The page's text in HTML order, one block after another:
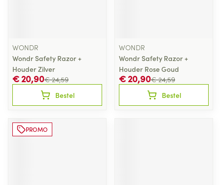
WONDR
Wondr Safety Razor +
Houder Zilver
€ 24,59
€ 20,90
Bestel
WONDR
Wondr Safety Razor +
Houder Rose Goud
€ 24,59
€ 20,90
Bestel
PROMO